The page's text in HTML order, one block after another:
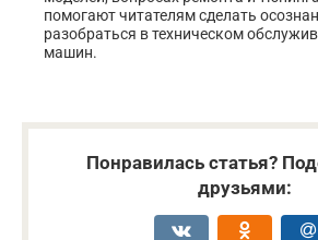
помогают читателям сделать
разобраться в техническом
машин.
Понравилась статья?
друзьями: